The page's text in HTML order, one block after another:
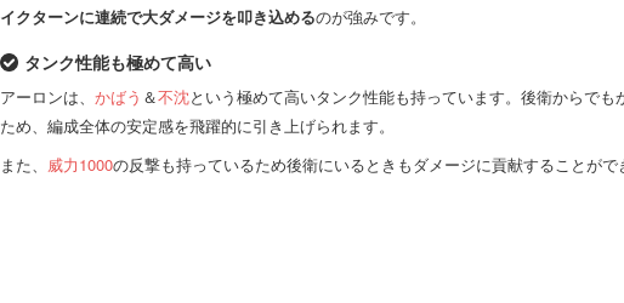
イクターンに連続で大ダメージを叩き込めるのが強みです。
タンク性能も極めて高い
アーロンは、 かばう ＆不沈という極めて高いタンク性能も持っています。後衛からでも
ため、編成全体の安定感を飛躍的に引き上げられます。
また、 威力1000の反撃も持っているため後衛にいるときもダメージに貢献することがで